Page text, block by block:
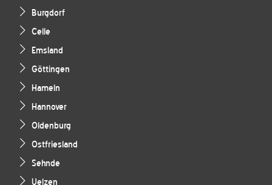
Burgdorf
Celle
Emsland
Göttingen
Hameln
Hannover
Oldenburg
Ostfriesland
Sehnde
Uelzen